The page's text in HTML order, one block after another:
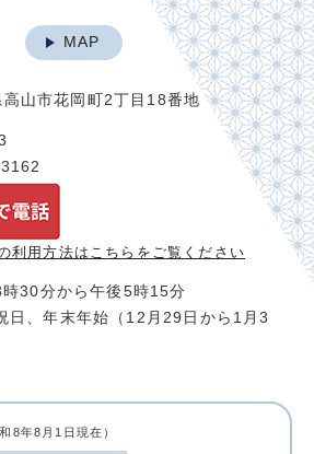
MAP
山市花岡町2丁目18番地
利用方法は こちらをご覧ください
30分から午後5時15分
日、年末年始（12月29日から1月3
和8年8月1日現在）